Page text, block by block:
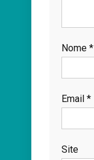
Nome *
Email *
Site